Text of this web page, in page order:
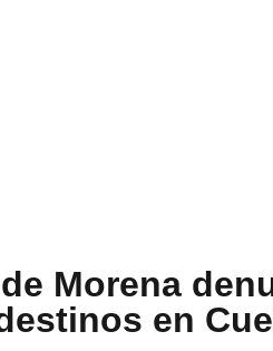
Morena
en